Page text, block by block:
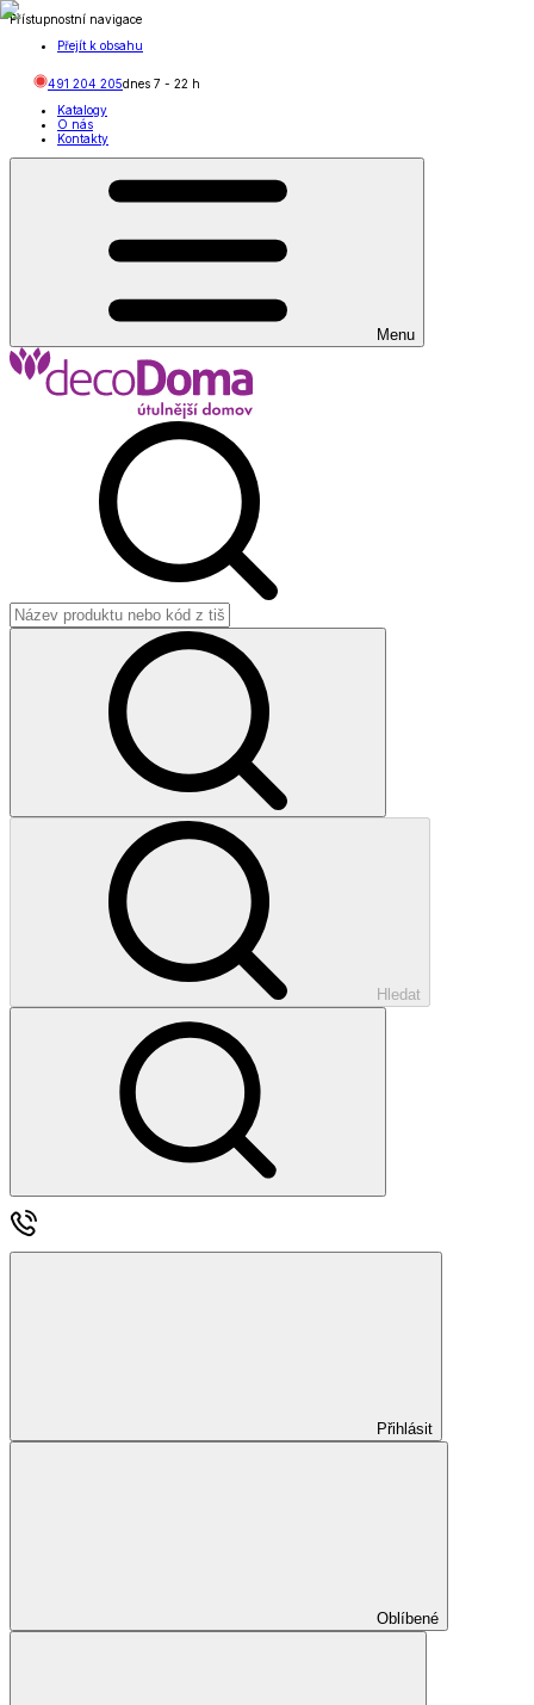
Přístupnostní navigace
Přejít k obsahu
491 204 205dnes 7 - 22 h
Katalogy
O nás
Kontakty
Menu
Hledat
Přihlásit
Oblíbené